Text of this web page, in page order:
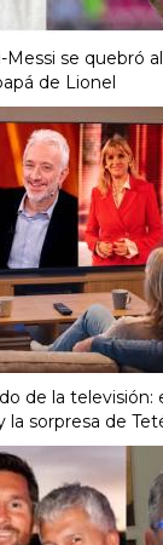
se quebró
de Lionel
de la
la sorpresa de